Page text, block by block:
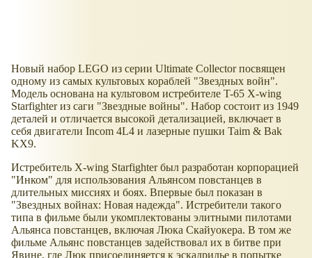
Новый набор LEGO из серии Ultimate Collector посвящен
одному из самых культовых кораблей "Звездных войн".
Модель основана на культовом истребителе T-65 X-wing
Starfighter из саги "Звездные войны". Набор состоит из 1949
деталей и отличается высокой детализацией, включает в
себя двигатели Incom 4L4 и лазерные пушки Taim & Bak
KX9.
Истребитель X-wing Starfighter был разработан корпорацией
"Инком" для использования Альянсом повстанцев в
длительных миссиях и боях. Впервые был показан в
"Звездных войнах: Новая надежда". Истребители такого
типа в фильме были укомплектованы элитными пилотами
Альянса повстанцев, включая Люка Скайуокера. В том же
фильме Альянс повстанцев задействовал их в битве при
Явине, где Люк присоединяется к эскадрилье в попытке